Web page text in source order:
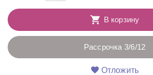
В корзину
Рассрочка 3/6/12
Отложить